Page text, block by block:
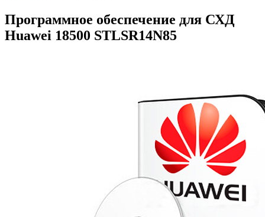
Программное обеспечение для СХД
Huawei 18500 STLSR14N85